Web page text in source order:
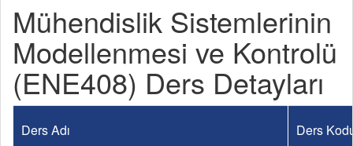
Mühendislik Sistemlerinin
Modellenmesi ve Kontrolü
(ENE408) Ders Detayları
Ders Adı Ders